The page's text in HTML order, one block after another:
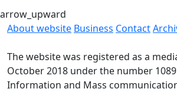
arrow_upward
About website Business Contact
The website was registered as a
October 2018 under the number
Information and Mass